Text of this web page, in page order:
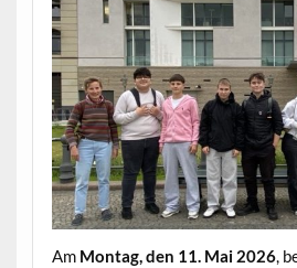
Am Montag, den 11. Mai 2026,